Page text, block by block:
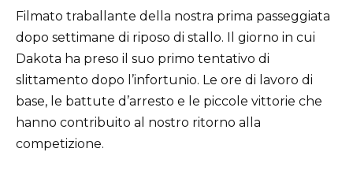
Filmato traballante della nostra prima passeggiata
dopo settimane di riposo di stallo. Il giorno in cui
Dakota ha preso il suo primo tentativo di
slittamento dopo l’infortunio. Le ore di lavoro di
base, le battute d’arresto e le piccole vittorie che
hanno contribuito al nostro ritorno alla
competizione.